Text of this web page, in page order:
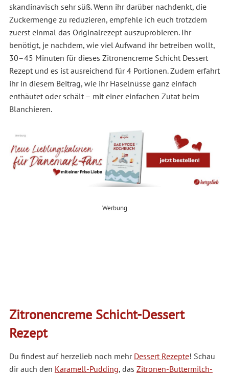
skandinavisch sehr süß. Wenn ihr darüber nachdenkt, die
Zuckermenge zu reduzieren, empfehle ich euch trotzdem
zuerst einmal das Originalrezept auszuprobieren. Ihr
benötigt, je nachdem, wie viel Aufwand ihr betreiben wollt,
30–45 Minuten für dieses Zitronencreme Schicht Dessert
Rezept und es ist ausreichend für 4 Portionen. Zudem erfahrt
ihr in diesem Beitrag, wie ihr Haselnüsse ganz einfach
enthäutet oder schält – mit einer einfachen Zutat beim
Blanchieren.
Werbung
Zitronencreme Schicht-Dessert
Rezept
Du findest auf herzelieb noch mehr Dessert Rezepte! Schau
dir auch den Karamell-Pudding, das Zitronen-Buttermilch-